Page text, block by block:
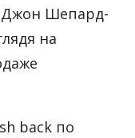
Джон Шепард-
на
back по